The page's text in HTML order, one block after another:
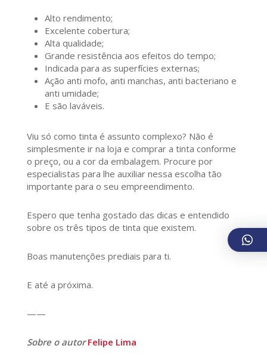
Alto rendimento;
Excelente cobertura;
Alta qualidade;
Grande resistência aos efeitos do tempo;
Indicada para as superfícies externas;
Ação anti mofo, anti manchas, anti bacteriano e
anti umidade;
E são laváveis.
Viu só como tinta é assunto complexo? Não é
simplesmente ir na loja e comprar a tinta conforme
o preço, ou a cor da embalagem. Procure por
especialistas para lhe auxiliar nessa escolha tão
importante para o seu empreendimento.
Espero que tenha gostado das dicas e entendido
sobre os três tipos de tinta que existem.
Boas manutenções prediais para ti.
E até a próxima.
——
Sobre o autorFelipe Lima